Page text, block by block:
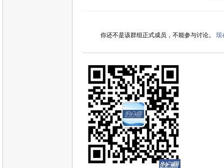
你还不是该群组正式成员，不能参与讨论。 现